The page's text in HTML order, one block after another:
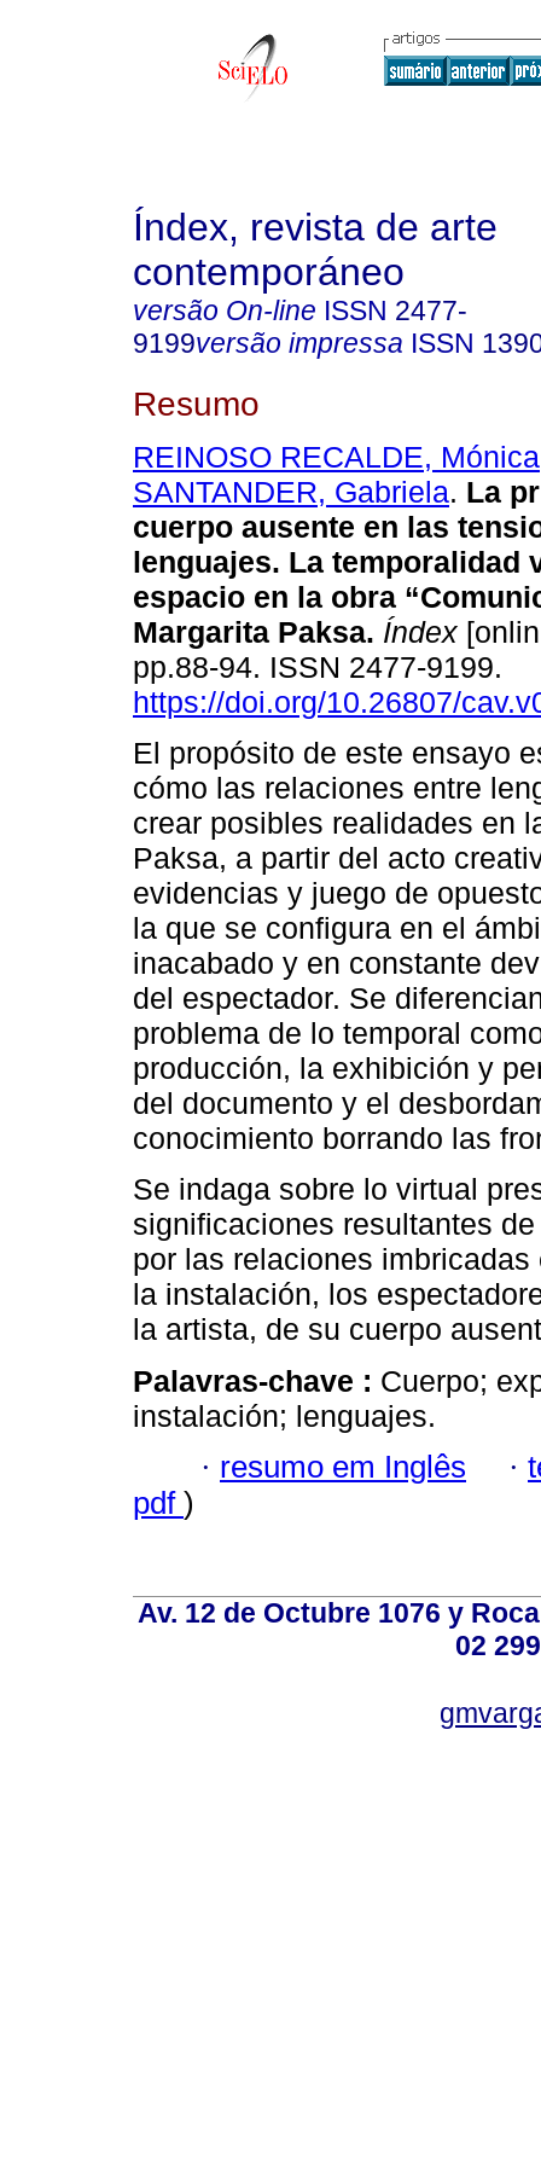
Índex, revista de arte
contemporáneo
versão On-line ISSN 2477-
9199versão impressa ISSN
Resumo
REINOSO RECALDE, Mónica
SANTANDER, Gabriela. La
cuerpo ausente en las
lenguajes. La temporalidad
espacio en la obra
Margarita Paksa. Índex
pp.88-94. ISSN 2477-9199.
https://doi.org/10.26807/
El propósito de este ensayo
cómo las relaciones entre
crear posibles realidades en
Paksa, a partir del acto
evidencias y juego de
la que se configura en el
inacabado y en constante
del espectador. Se
problema de lo temporal
producción, la exhibición y
del documento y el
conocimiento borrando las
Se indaga sobre lo virtual
significaciones resultantes
por las relaciones
la instalación, los
la artista, de su cuerpo
Palavras-chave : Cuerpo;
instalación; lenguajes.
· resumo em Inglês ·
pdf )
Av. 12 de Octubre 1076 y
02